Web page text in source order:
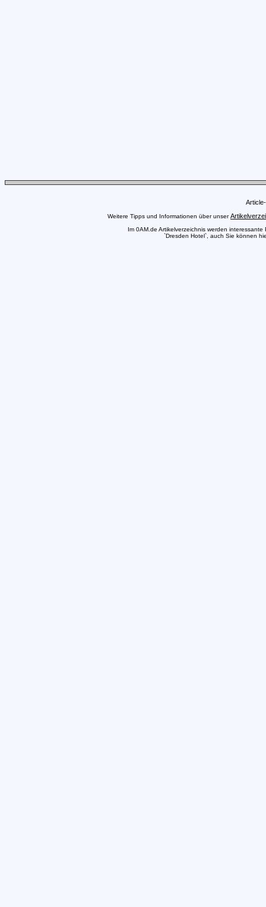
Weitere Tipps und Informationen über unser
Im 0AM.de Artikelverzeichnis werden
`Dresden Hotel`, auch Sie können